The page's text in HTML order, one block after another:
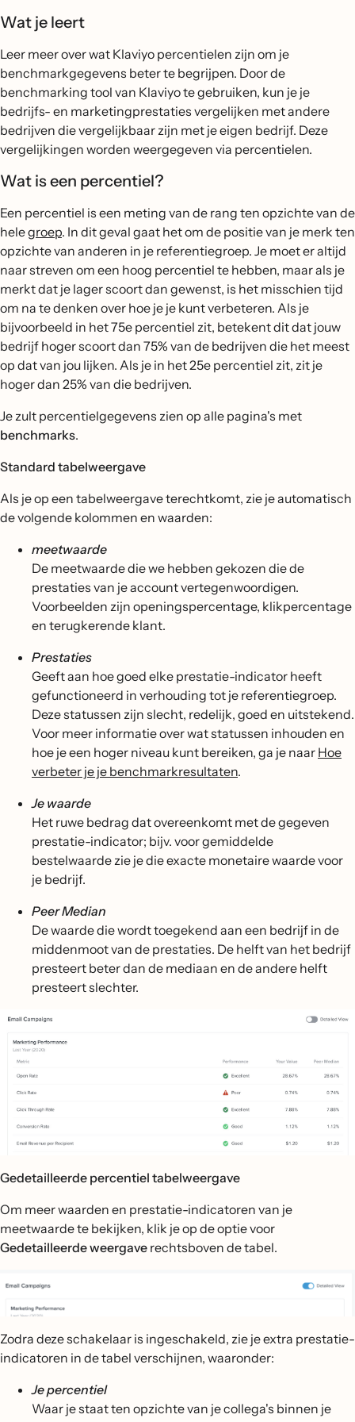
Wat je leert
Leer meer over wat Klaviyo percentielen zijn om je
benchmarkgegevens beter te begrijpen. Door de
benchmarking tool van Klaviyo te gebruiken, kun je je
bedrijfs- en marketingprestaties vergelijken met andere
bedrijven die vergelijkbaar zijn met je eigen bedrijf. Deze
vergelijkingen worden weergegeven via percentielen.
Wat is een percentiel?
Een percentiel is een meting van de rang ten opzichte van de
helegroep. In dit geval gaat het om de positie van je merk ten
opzichte van anderen in je referentiegroep. Je moet er altijd
naar streven om een hoog percentiel te hebben, maar als je
merkt dat je lager scoort dan gewenst, is het misschien tijd
om na te denken over hoe je je kunt verbeteren. Als je
bijvoorbeeld in het 75e percentiel zit, betekent dit dat jouw
bedrijf hoger scoort dan 75% van de bedrijven die het meest
op dat van jou lijken. Als je in het 25e percentiel zit, zit je
hoger dan 25% van die bedrijven.
Je zult percentielgegevens zien op alle pagina's met
benchmarks.
Standard tabelweergave
Als je op een tabelweergave terechtkomt, zie je automatisch
de volgende kolommen en waarden:
meetwaarde
De meetwaarde die we hebben gekozen die de
prestaties van je account vertegenwoordigen.
Voorbeelden zijn openingspercentage, klikpercentage
en terugkerende klant.
Prestaties
Geeft aan hoe goed elke prestatie-indicator heeft
gefunctioneerd in verhouding tot je referentiegroep.
Deze statussen zijn slecht, redelijk, goed en uitstekend.
Voor meer informatie over wat statussen inhouden en
hoe je een hoger niveau kunt bereiken, ga je naar Hoe
verbeter je je benchmarkresultaten.
Je waarde
Het ruwe bedrag dat overeenkomt met de gegeven
prestatie-indicator; bijv. voor gemiddelde
bestelwaarde zie je die exacte monetaire waarde voor
je bedrijf.
Peer Median
De waarde die wordt toegekend aan een bedrijf in de
middenmoot van de prestaties. De helft van het bedrijf
presteert beter dan de mediaan en de andere helft
presteert slechter.
Gedetailleerde percentiel tabelweergave
Om meer waarden en prestatie-indicatoren van je
meetwaarde te bekijken, klik je op de optie voor
Gedetailleerde weergave rechtsboven de tabel.
Zodra deze schakelaar is ingeschakeld, zie je extra prestatie-
indicatoren in de tabel verschijnen, waaronder:
Je percentiel
Waar je staat ten opzichte van je collega's binnen je